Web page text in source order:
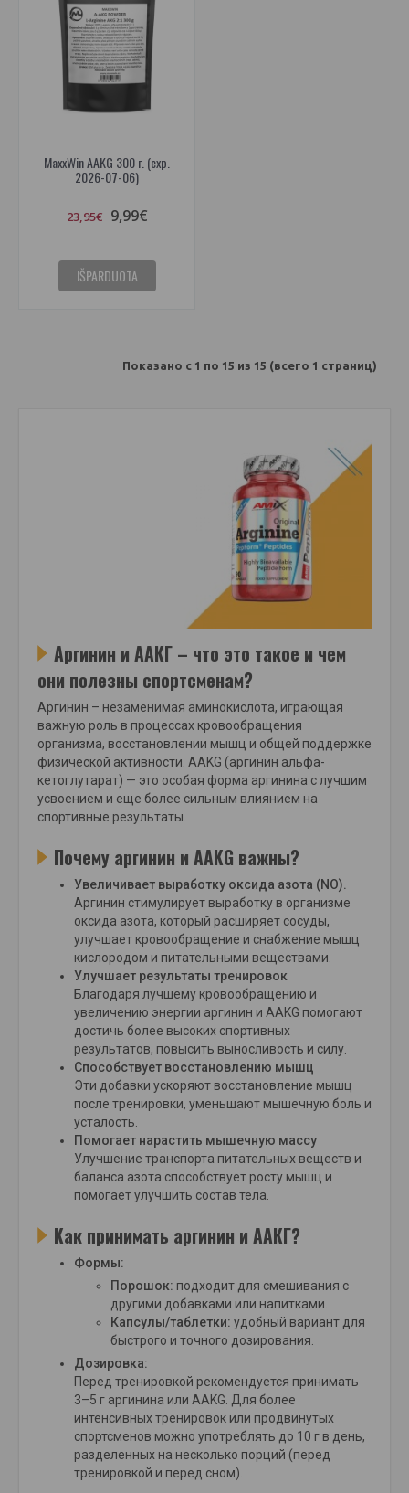
MaxxWin AAKG 300 г. (exp.
2026-07-06)
23,95€ 9,99€
IŠPARDUOTA
Показано с 1 по 15 из 15 (всего 1 страниц)
Аргинин и ААКГ – что это такое и чем
они полезны спортсменам?
Аргинин – незаменимая аминокислота, играющая
важную роль в процессах кровообращения
организма, восстановлении мышц и общей поддержке
физической активности. AAKG (аргинин альфа-
кетоглутарат) — это особая форма аргинина с лучшим
усвоением и еще более сильным влиянием на
спортивные результаты.
Почему аргинин и AAKG важны?
Увеличивает выработку оксида азота (NO).
Аргинин стимулирует выработку в организме
оксида азота, который расширяет сосуды,
улучшает кровообращение и снабжение мышц
кислородом и питательными веществами.
Улучшает результаты тренировок
Благодаря лучшему кровообращению и
увеличению энергии аргинин и AAKG помогают
достичь более высоких спортивных
результатов, повысить выносливость и силу.
Способствует восстановлению мышц
Эти добавки ускоряют восстановление мышц
после тренировки, уменьшают мышечную боль и
усталость.
Помогает нарастить мышечную массу
Улучшение транспорта питательных веществ и
баланса азота способствует росту мышц и
помогает улучшить состав тела.
Как принимать аргинин и ААКГ?
Формы:
Порошок: подходит для смешивания с
другими добавками или напитками.
Капсулы/таблетки: удобный вариант для
быстрого и точного дозирования.
Дозировка:
Перед тренировкой рекомендуется принимать
3–5 г аргинина или AAKG. Для более
интенсивных тренировок или продвинутых
спортсменов можно употреблять до 10 г в день,
разделенных на несколько порций (перед
тренировкой и перед сном).